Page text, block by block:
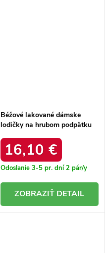
Béžové lakované dámske
lodičky na hrubom podpätku
16,10 €
Odoslanie 3-5 pr. dní2 pár/y
DETAIL